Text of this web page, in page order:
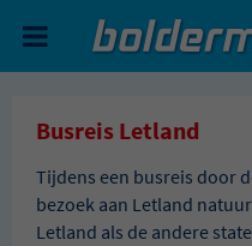
Busreis Letland
Tijdens een busreis door
bezoek aan Letland
Letland als de andere